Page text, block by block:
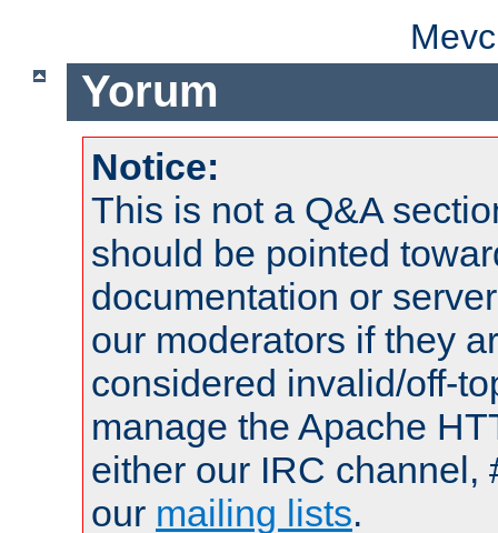
Yorum
Notice:
This is not a Q&A
should be pointed
documentation or
our moderators if they
considered invalid/off-
manage the Apache
either our IRC channel,
our mailing lists.